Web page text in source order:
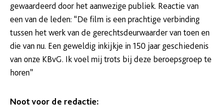
gewaardeerd door het aanwezige publiek. Reactie van
een van de leden: “De film is een prachtige verbinding
tussen het werk van de gerechtsdeurwaarder van toen en
die van nu. Een geweldig inkijkje in 150 jaar geschiedenis
van onze KBvG. Ik voel mij trots bij deze beroepsgroep te
horen”
Noot voor de redactie: